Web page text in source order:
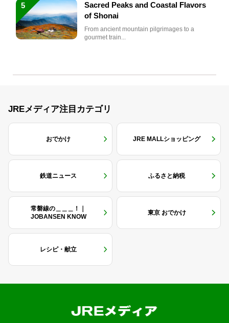
5
Sacred Peaks and Coastal Flavors
of Shonai
From ancient mountain pilgrimages to a
gourmet train...
JREメディア注目カテゴリ
おでかけ JRE MALLショッピング
鉄道ニュース ふるさと納税
常磐線の＿＿＿！｜
JOBANSEN KNOW
東京 おでかけ
レシピ・献立